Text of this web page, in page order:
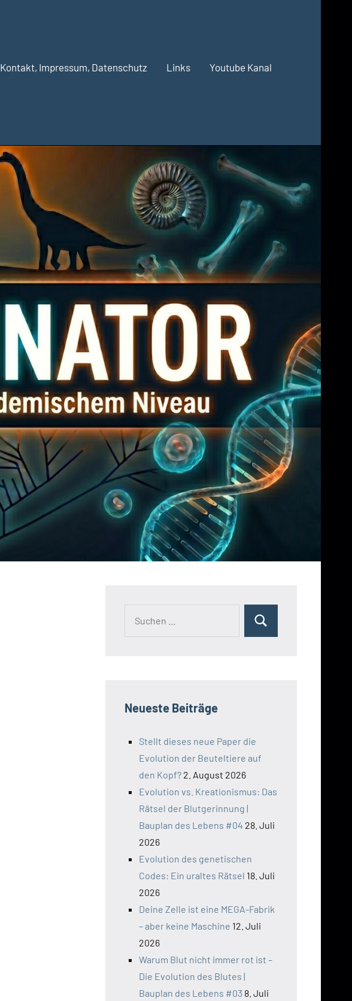
Kontakt, Impressum, Datenschutz Links Youtube Kanal
Suchen
Neueste Beiträge
Stellt dieses neue Paper die
Evolution der Beuteltiere auf
den Kopf? 2. August 2026
Evolution vs. Kreationismus: Das
Rätsel der Blutgerinnung |
Bauplan des Lebens #04 28. Juli
2026
Evolution des genetischen
Codes: Ein uraltes Rätsel 18. Juli
2026
Deine Zelle ist eine MEGA-Fabrik
– aber keine Maschine 12. Juli
2026
Warum Blut nicht immer rot ist –
Die Evolution des Blutes |
Bauplan des Lebens #03 8. Juli